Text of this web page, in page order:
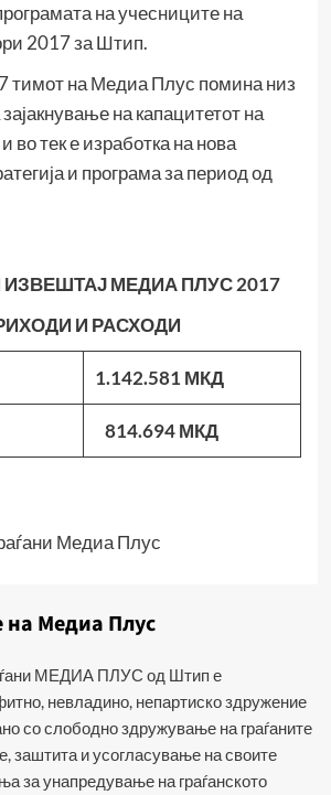
на учесниците на
2017 за Штип.
тимот на Медиа Плус помина низ
на капацитетот на
во тек е изработка на нова
и програма за период од
МЕДИА ПЛУС 2017
И РАСХОДИ
1.142.581 МКД
814.694 МКД
Медиа Плус
на Медиа Плус
МЕДИА ПЛУС од Штип е
невладино, непартиско здружение
со слободно здружување на граѓаните
заштита и усогласување на своите
за унапредување на граѓанското